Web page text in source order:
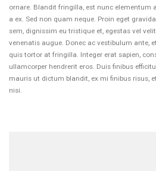
ornare. Blandit fringilla, est nunc elementum
a ex. Sed non quam neque. Proin eget
sem, dignissim eu tristique et, egestas vel
venenatis augue. Donec ac vestibulum ante,
quis tortor at fringilla. Integer erat sapien,
ullamcorper hendrerit eros. Duis finibus
mauris ut dictum blandit, ex mi finibus risus,
nisi.